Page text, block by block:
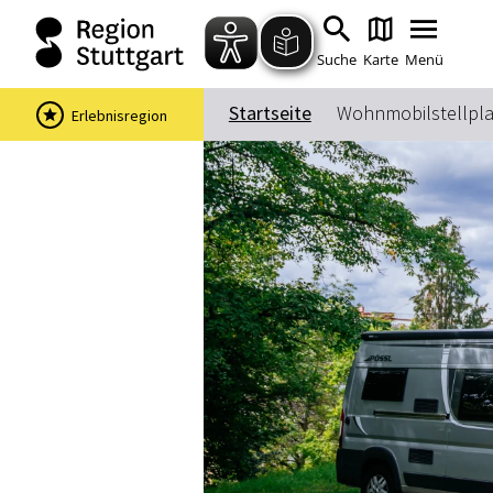
Suche Karte Menü
Startseite
Erlebnisregion